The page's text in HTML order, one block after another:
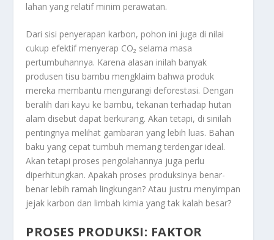
lahan yang relatif minim perawatan.
Dari sisi penyerapan karbon, pohon ini juga di nilai
cukup efektif menyerap CO₂ selama masa
pertumbuhannya. Karena alasan inilah banyak
produsen tisu bambu mengklaim bahwa produk
mereka membantu mengurangi deforestasi. Dengan
beralih dari kayu ke bambu, tekanan terhadap hutan
alam disebut dapat berkurang. Akan tetapi, di sinilah
pentingnya melihat gambaran yang lebih luas. Bahan
baku yang cepat tumbuh memang terdengar ideal.
Akan tetapi proses pengolahannya juga perlu
diperhitungkan. Apakah proses produksinya benar-
benar lebih ramah lingkungan? Atau justru menyimpan
jejak karbon dan limbah kimia yang tak kalah besar?
PROSES PRODUKSI: FAKTOR